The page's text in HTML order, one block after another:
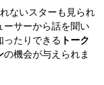
ないスターも見られ
ーサーから話を聞い
ったりできる トーク
の機会が与えられま